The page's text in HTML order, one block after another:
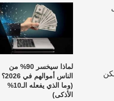
لماذا سيخسر 90% من
الناس أموالهم في 2026؟
(وما الذي يفعله الـ10%
الأذكى)